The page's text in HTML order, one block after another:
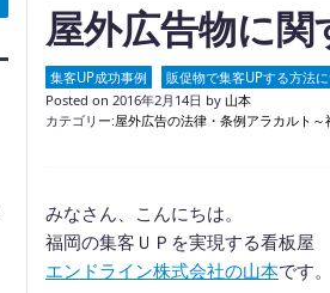
屋外広告物に
集客UP成功事例 販促物で集客UPする方法
Posted on 2016年2月14日 by 山本
カテゴリー:屋外広告の法律・条例アラカルト～
みなさん、こんにちは。
福岡の集客ＵＰを実現する看板屋
エンドライン株式会社の山本です。